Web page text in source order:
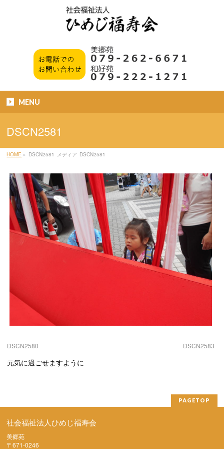
MENU
DSCN2581
HOME » DSCN2581 メディア DSCN2581
DSCN2580 DSCN2583
元気に過ごせますように
PAGETOP
社会福祉法人ひめじ福寿会
美郷苑
〒671-0246